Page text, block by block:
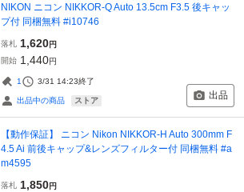
NIKON ニコン NIKKOR-Q Auto 13.5cm F3.5 後キャッ
プ付 同梱無料 #i10746
落札 1,620円
開始 1,440円
1 3/31 14:23終了
出品中の商品 ストア 出品
【動作保証】 ニコン Nikon NIKKOR-H Auto 300mm F
4.5 Ai 前後キャップ&レンズフィルター付 同梱無料 #a
m4595
落札 1,850円